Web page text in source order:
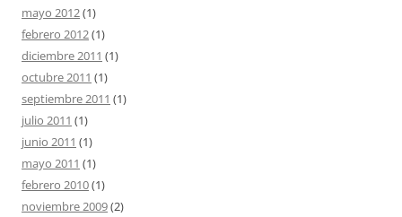
mayo 2012(1)
febrero 2012(1)
diciembre 2011 (1)
octubre 2011 (1)
septiembre 2011 (1)
julio 2011 (1)
junio 2011 (1)
mayo 2011 (1)
febrero 2010(1)
noviembre 2009(2)